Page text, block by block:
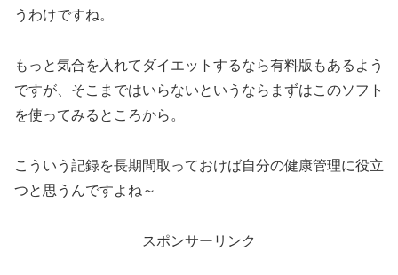
うわけですね。
もっと気合を入れてダイエットするなら有料版もあるよう
ですが、そこまではいらないというならまずはこのソフト
を使ってみるところから。
こういう記録を長期間取っておけば自分の健康管理に役立
つと思うんですよね～
スポンサーリンク